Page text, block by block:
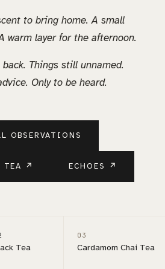
to bring home. A small
warm layer for the afternoon.
Things still unnamed.
Only to be heard.
OBSERVATIONS
TEA ↗ ECHOES ↗
Tea
03
Cardamom Chai Tea